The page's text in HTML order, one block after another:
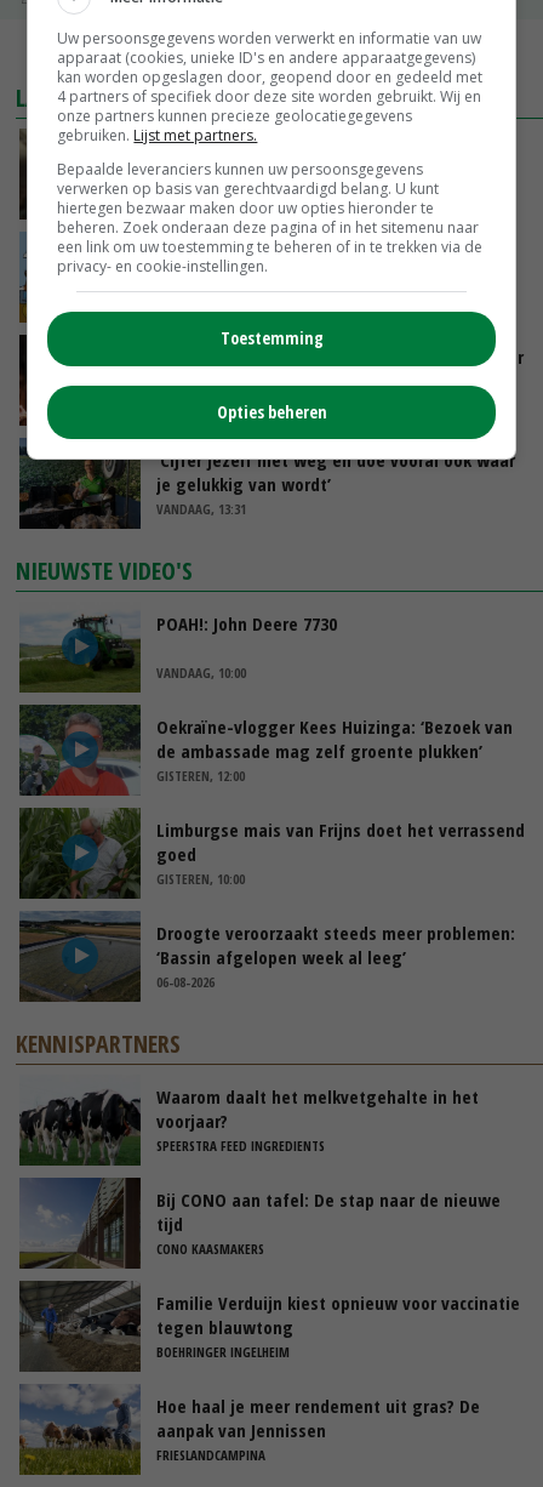
MEER MARKTPRIJZEN
LAATSTE NIEUWS
‘Samenwerking A-ware en Amalthea gaat
zorgen voor meer balans’
VANDAAG, 16:01
Internationale vraag naar geitenzuivel blijft
groot: Nederland in Europese top
Vlaamse varkensstapel krimpt, pluimveesector
groeit door schaalvergroting
VANDAAG, 15:20
‘Cijfer jezelf niet weg en doe vooral ook waar
je gelukkig van wordt’
VANDAAG, 13:31
NIEUWSTE VIDEO'S
POAH!: John Deere 7730
VANDAAG, 10:00
Oekraïne-vlogger Kees Huizinga: ‘Bezoek van
de ambassade mag zelf groente plukken’
GISTEREN, 12:00
Limburgse mais van Frijns doet het verrassend
goed
GISTEREN, 10:00
Droogte veroorzaakt steeds meer problemen:
‘Bassin afgelopen week al leeg’
06-08-2026
KENNISPARTNERS
Waarom daalt het melkvetgehalte in het
voorjaar?
SPEERSTRA FEED INGREDIENTS
Bij CONO aan tafel: De stap naar de nieuwe
tijd
CONO KAASMAKERS
Familie Verduijn kiest opnieuw voor vaccinatie
tegen blauwtong
BOEHRINGER INGELHEIM
Hoe haal je meer rendement uit gras? De
aanpak van Jennissen
FRIESLANDCAMPINA
Uw persoonsgegevens worden verwerkt en informatie van uw
apparaat (cookies, unieke ID's en andere apparaatgegevens)
kan worden opgeslagen door, geopend door en gedeeld met
4 partners of specifiek door deze site worden gebruikt. Wij en
onze partners kunnen precieze geolocatiegegevens
gebruiken. Lijst met partners.
Bepaalde leveranciers kunnen uw persoonsgegevens
verwerken op basis van gerechtvaardigd belang. U kunt
hiertegen bezwaar maken door uw opties hieronder te
beheren. Zoek onderaan deze pagina of in het sitemenu naar
een link om uw toestemming te beheren of in te trekken via de
privacy- en cookie-instellingen.
Toestemming
Opties beheren